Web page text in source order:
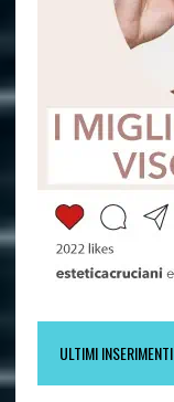
ULTIMI INSERIMENTI